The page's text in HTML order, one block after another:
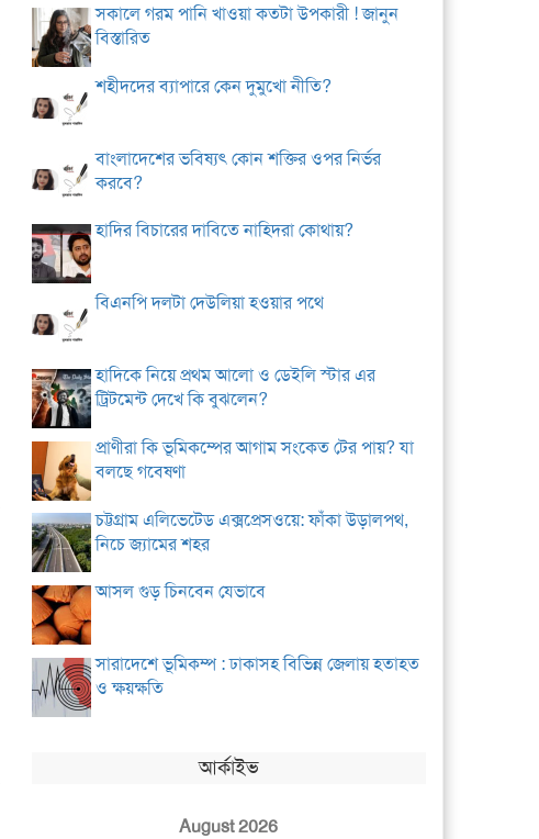
সকালে গরম পানি খাওয়া কতটা উপকারী ! জানুন
বিস্তারিত
শহীদদের ব্যাপারে কেন দুমুখো নীতি?
বাংলাদেশের ভবিষ্যৎ কোন শক্তির ওপর নির্ভর
করবে?
হাদির বিচারের দাবিতে নাহিদরা কোথায়?
বিএনপি দলটা দেউলিয়া হওয়ার পথে
হাদিকে নিয়ে প্রথম আলো ও ডেইলি স্টার এর
ট্রিটমেন্ট দেখে কি বুঝলেন?
প্রাণীরা কি ভূমিকম্পের আগাম সংকেত টের পায়? যা
বলছে গবেষণা
চট্টগ্রাম এলিভেটেড এক্সপ্রেসওয়ে: ফাঁকা উড়ালপথ,
নিচে জ্যামের শহর
আসল গুড় চিনবেন যেভাবে
সারাদেশে ভূমিকম্প : ঢাকাসহ বিভিন্ন জেলায় হতাহত
ও ক্ষয়ক্ষতি
আর্কাইভ
August 2026